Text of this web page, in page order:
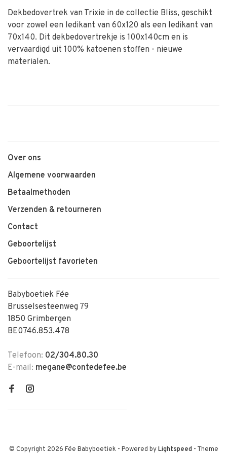
Dekbedovertrek van Trixie in de collectie Bliss, geschikt
voor zowel een ledikant van 60x120 als een ledikant van
70x140. Dit dekbedovertrekje is 100x140cm en is
vervaardigd uit 100% katoenen stoffen - nieuwe
materialen.
Over ons
Algemene voorwaarden
Betaalmethoden
Verzenden & retourneren
Contact
Geboortelijst
Geboortelijst favorieten
Babyboetiek Fée
Brusselsesteenweg 79
1850 Grimbergen
BE0746.853.478
Telefoon: 02/304.80.30
E-mail: megane@contedefee.be
© Copyright 2026 Fée Babyboetiek - Powered byLightspeed- Theme